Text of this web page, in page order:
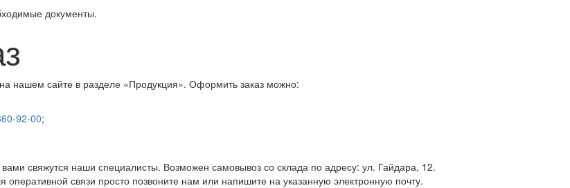
документы.
нашем сайте в разделе «Продукция». Оформить заказ можно:
92-00;
свяжутся наши специалисты. Возможен самовывоз со склада по адресу: ул. Гайдара, 12.
связи просто позвоните нам или напишите на указанную электронную почту.